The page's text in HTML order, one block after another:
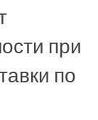
при
по